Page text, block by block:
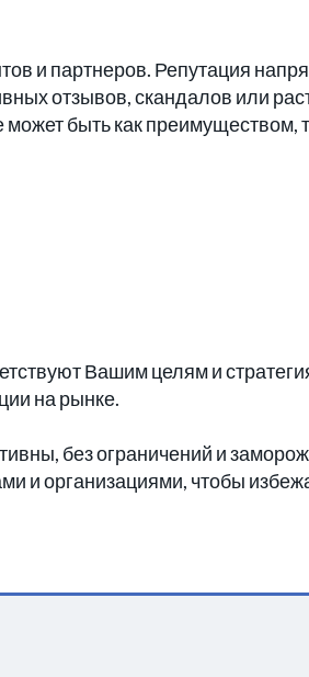
и партнеров. Репутация
отзывов, скандалов или
быть как преимуществом,
Вашим целям и
на рынке.
без ограничений и
и организациями, чтобы